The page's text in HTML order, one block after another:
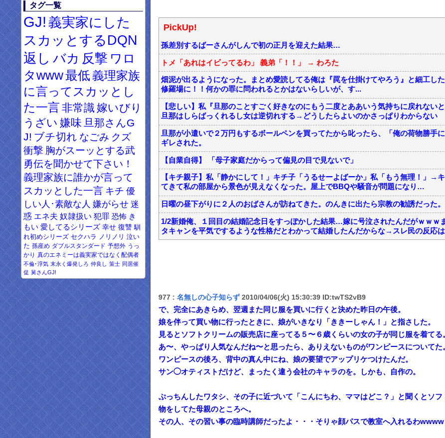
タグ一覧
GJ! 義実家にした
スカッとするDQN
返し バカ 反撃 ワロ
タwww最低 義理家族
に言ってスカッとし
た一言 非常識 嫁いびり
うざい 嫌味 旦那さんG
J! ブチ切れ なごみ クズ
衝撃 胸がスーッとする武
勇伝を聞かせて下さい！
義理家族に誰かが言って
スカッとした一言 キチ 優
しい人･素敵な人 嫌がらせ 迷
惑 エネ夫 奴隷扱い 犯罪 恐怖 き
もい 愛してるシリーズ 幸せ 復讐 馴
れ初めシリーズ セクハラ ノリノリ 泣い
た 孫産め ダブルスタンダード 予想外 うっ
かり 真のエネミーは義実家ではなく配偶者
不倫･浮気 末永く爆発しろ 仲良し 策士 同居催
促 舅さんGJ!
PickUp!
孫差別するばーさんがしんで初の正月を迎えた結果…
トメ「あれはイビってるわ」 義弟「！！」 → わろた
畑泥が出るようになった。まとめ愛読してる俺は『罠を仕掛けてやろう』と細工し
修羅場に！！何かの罪に問われるとかはないらしいが、す...
【悲しい】私『旦那のことすごく好きなのにもう二度とああいう気持ちに戻れない
旦那はしらばっくれるし女は逆切れする→どうしたらよいのかさっぱりわからない
旦那が小遣いで２万円もするボールペンを買ってたから叱ったら、「俺の荷物勝手
ギレされた。
【自業自得】 「母子家庭だからって偏見の目で見ないで」
【キチ親子】私「静かにして！」キチ子「うるせーよばーか」私「もう無理！」→
てきて私の部屋から景色が見えなくなった。屋上でBBQや騒音が問題になり…
日曜の昼下がりに２人のおばさんが訪ねてきた。のんきに出たら宗教の勧誘だった。
1/2新婚俺、１回目の結婚記念日をすっぽかした結果…嫁に号泣されたんだがｗｗｗ
タキャンを平気でするような性格だとわかって結婚したんだからな→スレ民の反応は
977 : 名無しの心子知らず 2010/04/06(火) 15:30:39 ID:twTS2vB9
で、完全にあきらめ、翌週また同じ服を買いに行くと決めた昨日の午後。
娘を伴って買い物に行ったときに、娘がいきなり「ききーしゃん！」と指さした。
見るとソフトクリームの販売店に座ってる５〜６歳くらいの女の子が同じ服を着てる
あ〜、やっぱり人気なんだね〜と思ったら、ありえないものがワンピースについてた
ワンピースの後ろ、背中の真ん中にね、娘の要望でアップリケつけたんだ。
サン◯オティストだけど、まったく違う会社のキャラのを。しかも、自作の。
ぷっちんしたワタシ、その子に近づいて「こんにちわ、ママはどこ？」と聞くとソ
物をしてた母親のところへ。
その人、その習い事の臨時講師だったよ・・・そりゃ顔パスで教室へ入れるわwwww